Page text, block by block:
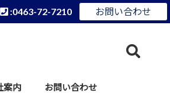
お問い合わせ
:0463-72-7210
案内 お問い合わせ